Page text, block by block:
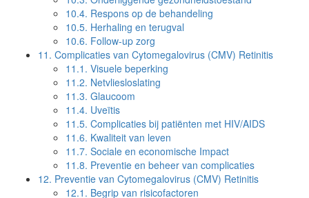
10.4. Respons op de behandeling
10.5. Herhaling en terugval
10.6. Follow-up zorg
11. Complicaties van Cytomegalovirus (CMV) Retinitis
11.1. Visuele beperking
11.2. Netvliesloslating
11.3. Glaucoom
11.4. Uveïtis
11.5. Complicaties bij patiënten met HIV/AIDS
11.6. Kwaliteit van leven
11.7. Sociale en economische Impact
11.8. Preventie en beheer van complicaties
12. Preventie van Cytomegalovirus (CMV) Retinitis
12.1. Begrip van risicofactoren